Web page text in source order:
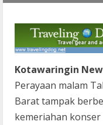
Kotawaringin
Perayaan malam
Barat tampak
kemeriahan